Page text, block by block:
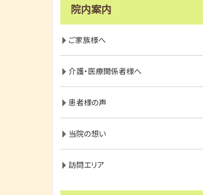
院内案内
ご家族様へ
介護・医療関係者様へ
患者様の声
当院の想い
訪問エリア